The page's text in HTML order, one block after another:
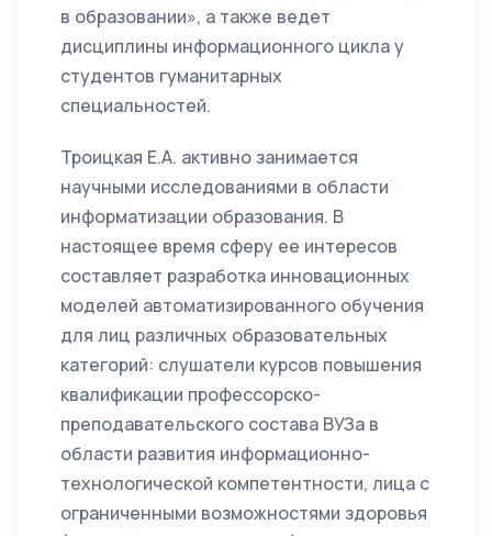
в образовании», а также ведет
дисциплины информационного цикла у
студентов гуманитарных
специальностей.
Троицкая Е.А. активно занимается
научными исследованиями в области
информатизации образования. В
настоящее время сферу ее интересов
составляет разработка инновационных
моделей автоматизированного обучения
для лиц различных образовательных
категорий: слушатели курсов повышения
квалификации профессорско-
преподавательского состава ВУЗа в
области развития информационно-
технологической компетентности, лица с
ограниченными возможностями здоровья